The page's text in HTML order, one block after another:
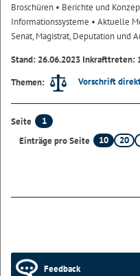
Broschüren • Berichte und
Informationssysteme • Aktuelle
Senat, Magistrat, Deputation und
Stand: 26.06.2023 Inkrafttreten:
Themen:
Vorschrift
Seite
1
Einträge pro Seite
10 20
Feedback